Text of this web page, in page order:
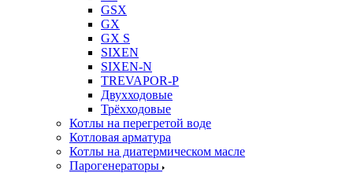
GSX
GX
GX S
SIXEN
SIXEN-N
TREVAPOR-P
Двухходовые
Трёхходовые
Котлы на перегретой воде
Котловая арматура
Котлы на диатермическом масле
Парогенераторы